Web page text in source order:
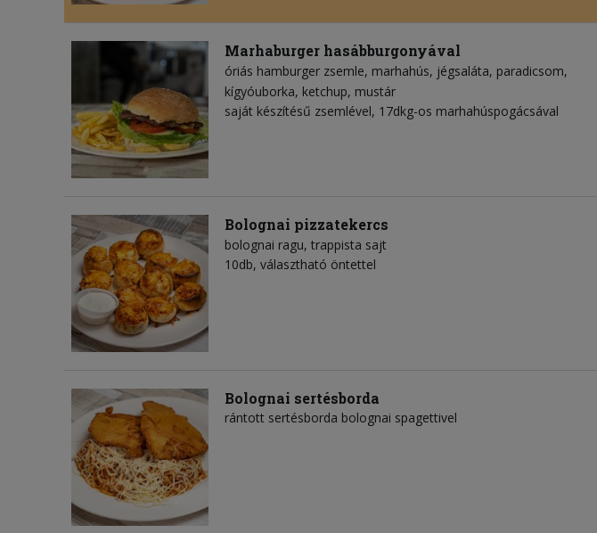
Marhaburger hasábburgonyával
óriás hamburger zsemle marhahús jégsaláta paradicsom
kígyóuborka ketchup mustár
saját készítésű zsemlével, 17dkg-os marhahúspogácsával
Bolognai pizzatekercs
bolognai ragu trappista sajt
10db, választható öntettel
Bolognai sertésborda
rántott sertésborda bolognai spagettivel